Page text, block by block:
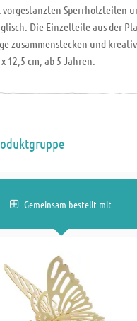
vorgestanzten Sperrholzteilen
Die Einzelteile aus der
zusammenstecken und
12,5 cm, ab 5 Jahren.
Gemeinsam bestellt mit